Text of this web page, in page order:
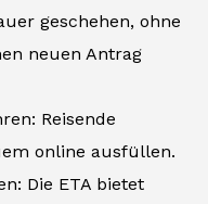
geschehen, ohne
neuen Antrag
Reisende
online ausfüllen.
Die ETA bietet